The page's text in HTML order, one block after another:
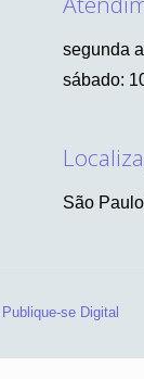
segunda
sábado:
São
Publique-se Digital